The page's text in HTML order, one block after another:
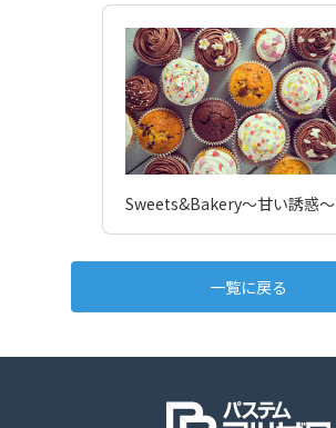
Sweets&Bakery～甘い誘惑～
一覧に戻る